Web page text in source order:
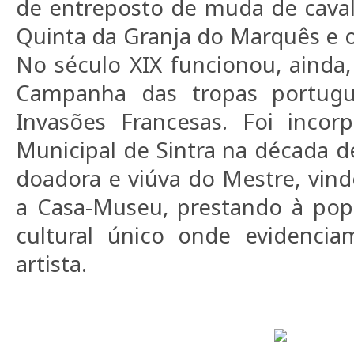
de entreposto de muda de
Quinta da Granja do Marquês e
No século XIX funcionou,
Campanha das tropas
Invasões Francesas. Foi
Municipal de Sintra na década
doadora e viúva do Mestre,
a Casa-Museu, prestando à
cultural único onde
artista.